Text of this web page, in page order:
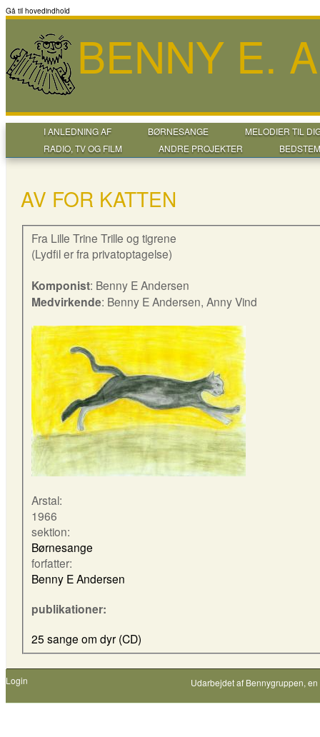
Gå til hovedindhold
BENNY E.
I ANLEDNING AF BØRNESANGE
MELODIER TIL
RADIO, TV OG FILM
ANDRE PROJEKTER
AV FOR KATTEN
Fra Lille Trine Trille og tigrene
(Lydfil er fra privatoptagelse)
Komponist: Benny E Andersen
Medvirkende: Benny E Andersen, Anny Vind
Arstal:
1966
sektion:
Børnesange
forfatter:
Benny E Andersen
publikationer:
25 sange om dyr (CD)
Login Udarbejdet af Bennygruppen,